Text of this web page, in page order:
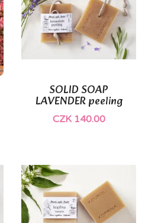
SOLID SOAP
LAVENDER peeling
CZK 140.00